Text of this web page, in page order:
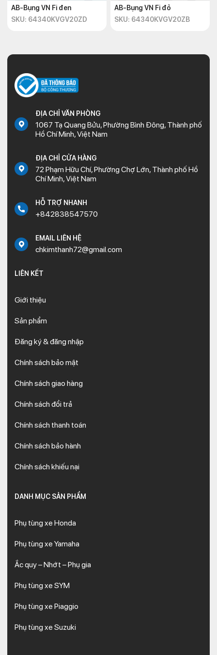
AB-Bụng VN Fi đen
SKU: 64340KVGV20ZD
AB-Bụng VN Fi đỏ
SKU: 64340KVGV20ZB
ĐỊA CHỈ VĂN PHÒNG
1067 Tạ Quang Bửu, Phường Bình Đông, Thành phố
Hồ Chí Minh, Việt Nam
ĐỊA CHỈ CỬA HÀNG
72 Phạm Hữu Chí, Phường Chợ Lớn, Thành phố Hồ
Chí Minh, Việt Nam
HỖ TRỢ NHANH
+842838547570
EMAIL LIÊN HỆ
chkimthanh72@gmail.com
LIÊN KẾT
Giới thiệu
Sản phẩm
Đăng ký & đăng nhập
Chính sách bảo mật
Chính sách giao hàng
Chính sách đổi trả
Chính sách thanh toán
Chính sách bảo hành
Chính sách khiếu nại
DANH MỤC SẢN PHẨM
Phụ tùng xe Honda
Phụ tùng xe Yamaha
Ắc quy – Nhớt – Phụ gia
Phụ tùng xe SYM
Phụ tùng xe Piaggio
Phụ tùng xe Suzuki